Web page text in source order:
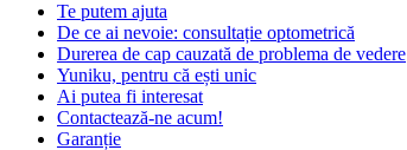
Te putem ajuta
De ce ai nevoie: consultație optometrică
Durerea de cap cauzată de problema de vedere
Yuniku, pentru că ești unic
Ai putea fi interesat
Contactează-ne acum!
Garanție